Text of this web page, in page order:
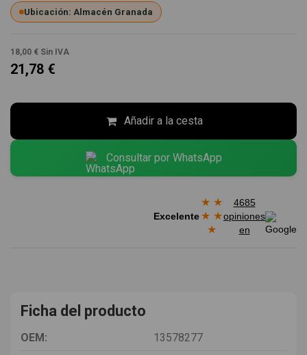
Ubicación: Almacén Granada
18,00 € Sin IVA
21,78 €
Añadir a la cesta
Consultar por WhatsApp
Excelente
★ ★
★ ★
★
4685
opiniones
en
Ficha del producto
OEM:
13578277